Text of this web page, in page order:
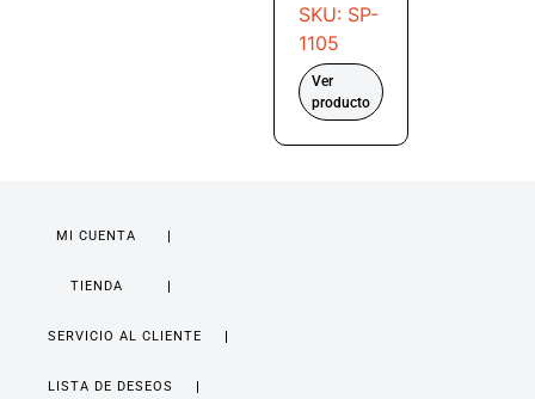
SKU: SP-
1105
Ver
producto
MI CUENTA
TIENDA
SERVICIO AL CLIENTE
LISTA DE DESEOS